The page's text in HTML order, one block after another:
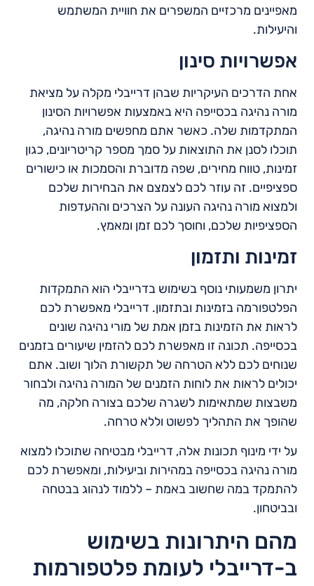
מאפיינים מרכזיים המשפרים את חוויית המשתמש
והיעילות.
אפשרויות סינון
אחת הדרכים העיקריות שבהן דרייבלי מקלה על מציאת
מורה נהיגה בכסייפה היא באמצעות אפשרויות הסינון
המתקדמות שלה. כאשר אתם מחפשים מורה נהיגה,
תוכלו לסנן את התוצאות על סמך מספר קריטריונים, כגון
זמינות, טווח מחירים, שפה מדוברת והסמכות או כישורים
ספציפיים. זה עוזר לכם לצמצם את הבחירות שלכם
ולמצוא מורה נהיגה העונה על הצרכים וההעדפות
הספציפיות שלכם, וחוסך לכם זמן ומאמץ.
זמינות ותזמון
יתרון משמעותי נוסף בשימוש בדרייבלי הוא התמקדות
הפלטפורמה בזמינות ובתזמון. דרייבלי מאפשרת לכם
לראות את הזמינות בזמן אמת של מורי נהיגה שונים
בכסייפה. תכונה זו מאפשרת לכם להזמין שיעורים בזמנים
שנוחים לכם ללא הטרחה של תקשורת הלוך ושוב. אתם
יכולים לראות את לוחות הזמנים של המורה נהיגה ולבחור
משבצות שמתאימות לשגרה שלכם בצורה חלקה, מה
שהופך את התהליך לפשוט וללא טרחה.
על ידי מינוף תכונות אלה, דרייבלי מבטיחה שתוכלו למצוא
מורה נהיגה בכסייפה במהירות וביעילות, ומאפשרת לכם
להתמקד במה שחשוב באמת – ללמוד לנהוג בבטחה
ובביטחון.
מהם היתרונות בשימוש
ב-דרייבלי לעומת פלטפורמות